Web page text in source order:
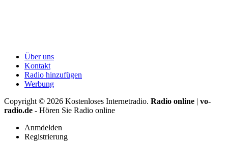
Über uns
Kontakt
Radio hinzufügen
Werbung
Copyright © 2026 Kostenloses Internetradio. Radio online | vo-
radio.de - Hören Sie Radio online
Anmdelden
Registrierung